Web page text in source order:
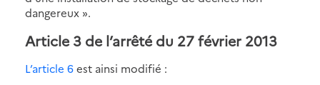
dangereux ».
Article 3 de l’arrêté du 27 février 2013
L’article 6est ainsi modifié :